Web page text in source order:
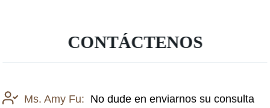
CONTÁCTENOS
Ms. Amy Fu: No dude en enviarnos su consulta